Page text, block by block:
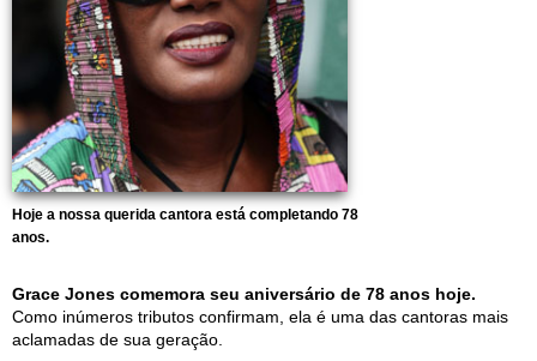
Hoje a nossa querida cantora está completando 78
anos.
Grace Jones comemora seu aniversário de 78 anos hoje.
Como inúmeros tributos confirmam, ela é uma das cantoras mais
aclamadas de sua geração.